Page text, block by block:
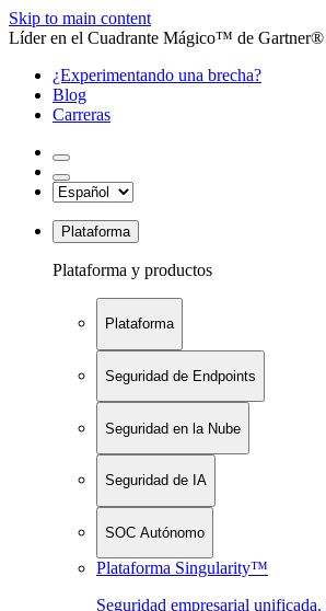
Skip to main content
Líder en el Cuadrante Mágico™ de Gartner®
¿Experimentando una brecha?
Blog
Carreras
Plataforma
Plataforma y productos
Plataforma
Seguridad de Endpoints
Seguridad en la Nube
Seguridad de IA
SOC Autónomo
Plataforma Singularity™
Seguridad empresarial